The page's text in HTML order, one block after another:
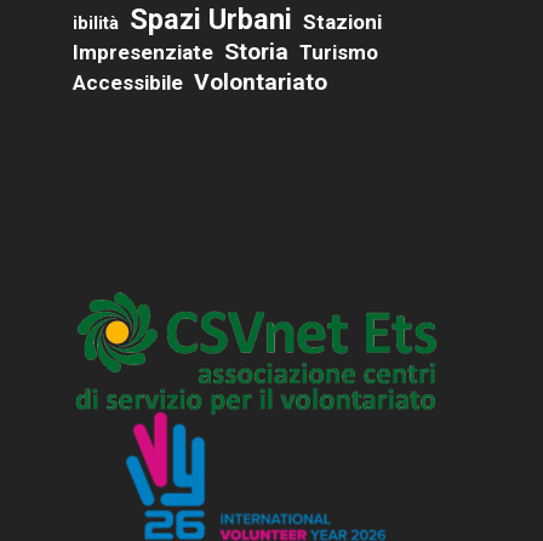
Ibilità Spazi Urbani Stazioni
Impresenziate Storia Turismo
Accessibile Volontariato